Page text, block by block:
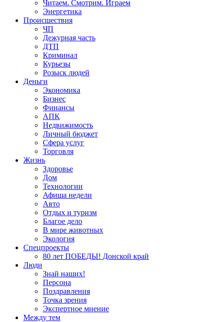
Читаем. Смотрим. Играем
Энергетика
Происшествия
ЧП
Дежурная часть
ДТП
Криминал
Курьезы
Розыск людей
Деньги
Экономика
Бизнес
Финансы
АПК
Недвижимость
Личный бюджет
Сфера услуг
Торговля
Жизнь
Здоровье
Дом
Технологии
Афиша недели
Авто
Отдых и туризм
Благое дело
В мире животных
Экология
Спецпроекты
80 лет ПОБЕДЫ! Донской край
Люди
Знай наших!
Персона
Поздравления
Точка зрения
Экспертное мнение
Между тем